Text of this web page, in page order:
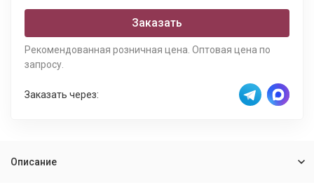
Заказать
Рекомендованная розничная цена. Оптовая цена по
запросу.
Заказать через:
Описание